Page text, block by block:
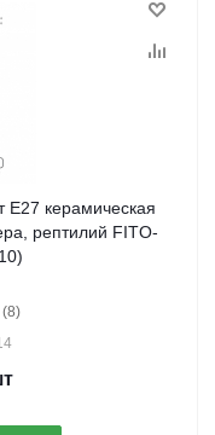
керамическая
рептилий FITO-
(8)